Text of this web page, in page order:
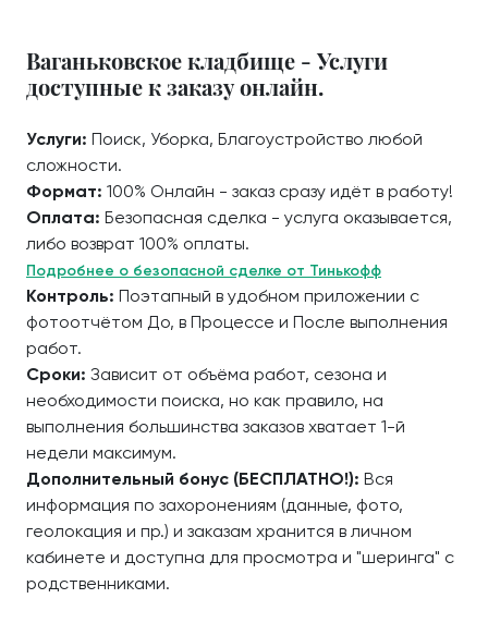
Ваганьковское кладбище - Услуги
доступные к заказу онлайн.
Услуги: Поиск, Уборка, Благоустройство любой
сложности.
Формат: 100% Онлайн - заказ сразу идёт в работу!
Оплата: Безопасная сделка - услуга оказывается,
либо возврат 100% оплаты.
Подробнее о безопасной сделке от Тинькофф
Контроль: Поэтапный в удобном приложении с
фотоотчётом До, в Процессе и После выполнения
работ.
Сроки: Зависит от объёма работ, сезона и
необходимости поиска, но как правило, на
выполнения большинства заказов хватает 1-й
недели максимум.
Дополнительный бонус (БЕСПЛАТНО!): Вся
информация по захоронениям (данные, фото,
геолокация и пр.) и заказам хранится в личном
кабинете и доступна для просмотра и "шеринга" с
родственниками.